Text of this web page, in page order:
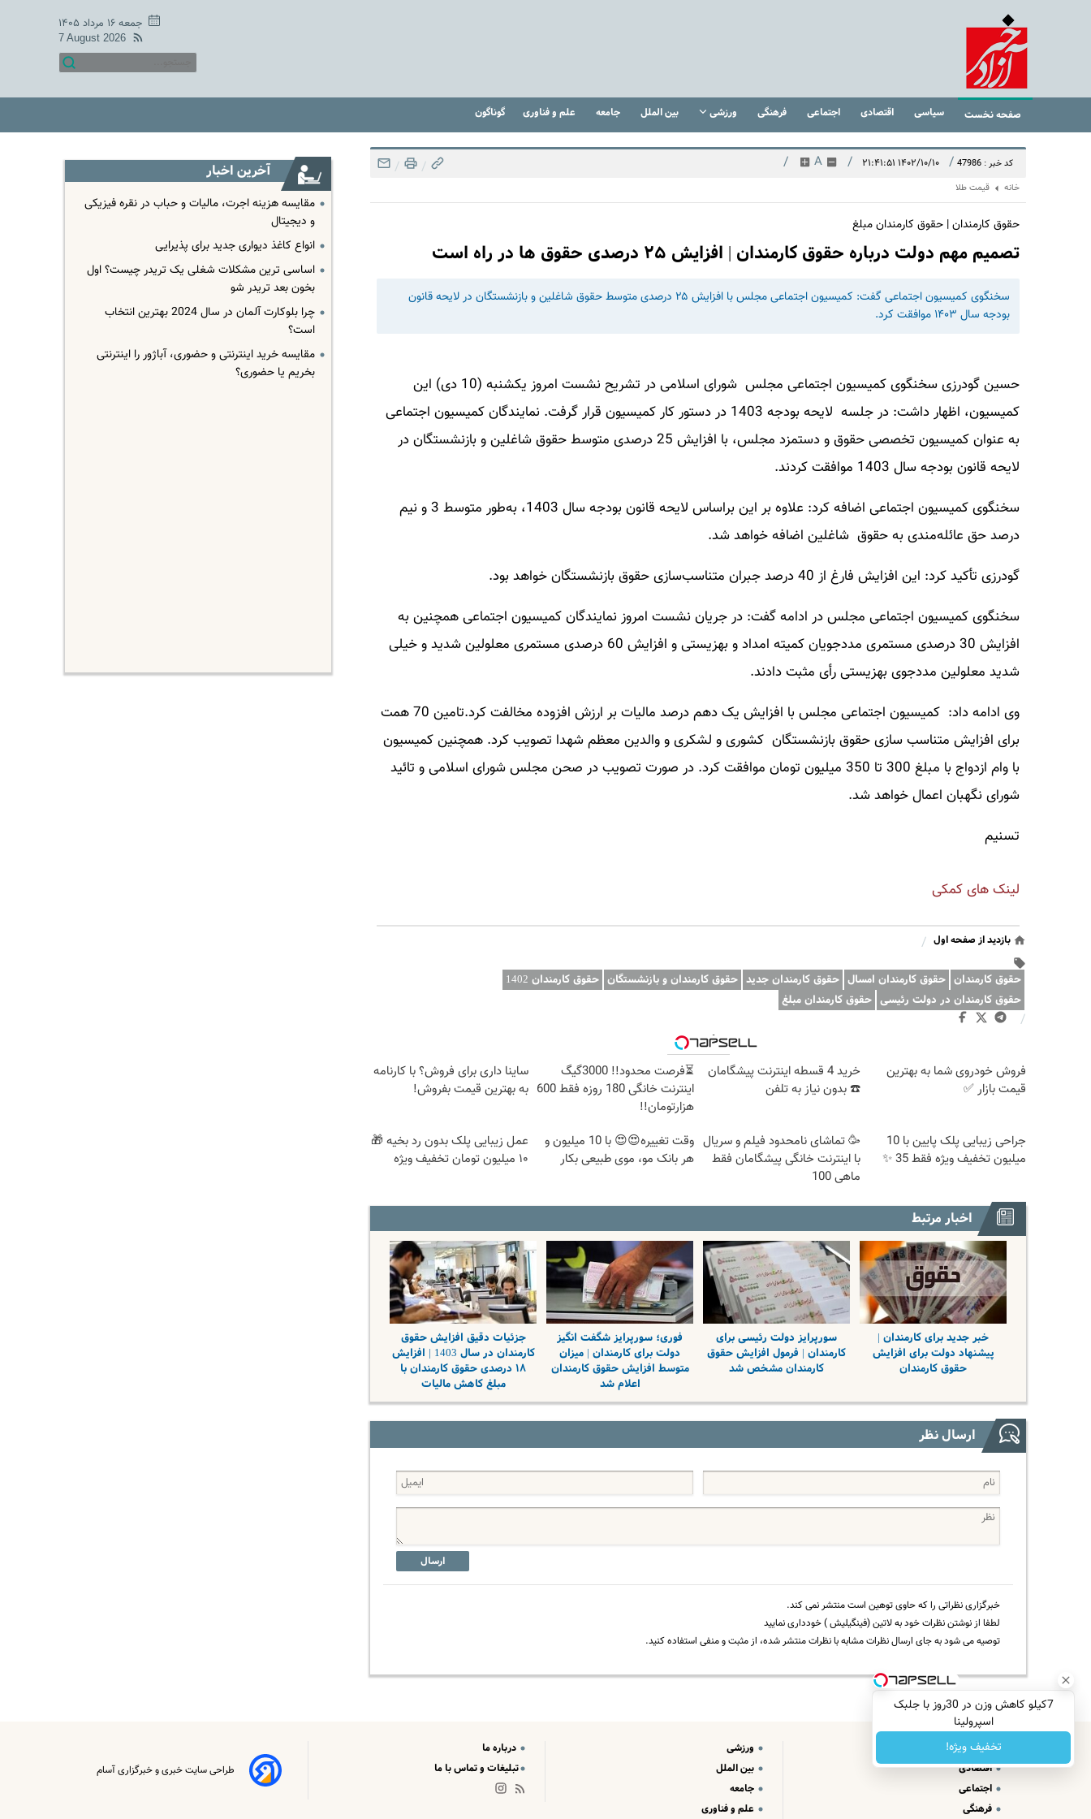
جمعه ۱۶ مرداد ۱۴۰۵
7 August 2026
صفحه نخست سیاسی اقتصادی اجتماعی فرهنگی ورزشی بین الملل جامعه علم و فناوری گوناگون
7کیلو کاهش وزن در 30روز با جلبک
اسپرولینا
تخفیف ویژه!
کد خبر : 47986 / ۱۴۰۲/۱۰/۱۰ ۲۱:۴۱:۵۱ /
A
/
/
/
خانه قیمت طلا
حقوق کارمندان | حقوق کارمندان مبلغ
تصمیم مهم دولت درباره حقوق کارمندان | افزایش ۲۵ درصدی حقوق ها در راه است
سخنگوی کمیسیون اجتماعی گفت: کمیسیون اجتماعی مجلس با افزایش ۲۵ درصدی متوسط حقوق شاغلین و بازنشستگان در لایحه قانون
بودجه سال ۱۴۰۳ موافقت کرد.
حسین گودرزی سخنگوی کمیسیون اجتماعی مجلس شورای اسلامی در تشریح نشست امروز یکشنبه (10 دی‌) این
کمیسیون، اظهار داشت: در جلسه لایحه بودجه 1403 در دستور کار کمیسیون قرار گرفت. نمایندگان کمیسیون اجتماعی
به عنوان کمیسیون تخصصی حقوق و دستمزد مجلس، با افزایش 25 درصدی متوسط حقوق شاغلین و بازنشستگان در
لایحه قانون بودجه سال 1403 موافقت کردند.
سخنگوی کمیسیون اجتماعی اضافه کرد: علاوه‌ بر‌ این براساس لایحه قانون بودجه سال 1403، به‌طور متوسط 3 و نیم
درصد حق عائله‌مندی به حقوق شاغلین اضافه خواهد شد.
گودرزی تأکید کرد: این افزایش فارغ از 40 درصد جبران متناسب‌سازی حقوق بازنشستگان خواهد بود.
سخنگوی کمیسیون اجتماعی مجلس در ادامه گفت: در جریان نشست امروز نمایندگان کمیسیون اجتماعی همچنین به
افزایش 30 درصدی مستمری مددجویان کمیته امداد و بهزیستی و افزایش 60 درصدی مستمری معلولین شدید و خیلی
شدید معلولین مددجوی بهزیستی رأی مثبت دادند.
وی ادامه داد: کمیسیون اجتماعی مجلس با افزایش یک دهم درصد مالیات بر ارزش افزوده مخالفت کرد.تامین 70 همت
برای افزایش متناسب سازی حقوق بازنشستگان کشوری و لشکری و والدین معظم شهدا تصویب کرد. همچنین کمیسیون
با وام ازدواج با مبلغ 300 تا 350 میلیون تومان موافقت کرد. در صورت تصویب در صحن مجلس شورای اسلامی و تائید
شورای نگهبان اعمال خواهد شد.
تسنیم
لینک های کمکی
بازدید از صفحه اول /
حقوق کارمندان حقوق کارمندان امسال حقوق کارمندان جدید حقوق کارمندان و بازنشستگان حقوق کارمندان 1402
حقوق کارمندان در دولت رئیسی حقوق کارمندان مبلغ
/
وبگردی
فروش خودروی شما به بهترین
قیمت بازار ✅
خرید 4 قسطه اینترنت پیشگامان
☎️ بدون نیاز به تلفن
⏳فرصت محدود!! 3000گیگ
اینترنت خانگی 180 روزه فقط 600
هزارتومان!!
ساینا داری برای فروش؟ با کارنامه
به بهترین قیمت بفروش!
جراحی زیبایی پلک پایین با 10
میلیون تخفیف ویژه فقط 35 ✨
🥳 تماشای نامحدود فیلم و سریال
با اینترنت خانگی پیشگامان فقط
ماهی 100
وقت تغییره😍😍 با 10 میلیون و
هر بانک مو، موی طبیعی بکار
عمل زیبایی پلک بدون رد بخیه 🎁
۱۰ میلیون تومان تخفیف ویژه
اخبار مرتبط
خبر جدید برای کارمندان |
پیشنهاد دولت برای افزایش
حقوق کارمندان
سورپرایز دولت رئیسی برای
کارمندان | فرمول افزایش حقوق
کارمندان مشخص شد
فوری؛ سورپرایز شگفت انگیز
دولت برای کارمندان | میزان
متوسط افزایش حقوق کارمندان
اعلام شد
جزئیات دقیق افزایش حقوق
کارمندان در سال 1403 | افزایش
۱۸ درصدی حقوق کارمندان با
مبلغ کاهش مالیات
ارسال نظر
ارسال
خبرگزاری نظراتی را که حاوی توهین است منتشر نمی کند.
لطفا از نوشتن نظرات خود به لاتین (فینگیلیش ) خودداری نمایید
توصیه می شود به جای ارسال نظرات مشابه با نظرات منتشر شده، از مثبت و منفی استفاده کنید.
آخرین اخبار
مقایسه هزینه اجرت، مالیات و حباب در نقره فیزیکی
و دیجیتال
انواع کاغذ دیواری جدید برای پذیرایی
اساسی ترین مشکلات شغلی یک تریدر چیست؟ اول
بخون بعد تریدر شو
چرا بلوکارت آلمان در سال 2024 بهترین انتخاب
است؟
مقایسه خرید اینترنتی و حضوری، آباژور را اینترنتی
بخریم یا حضوری؟
سیاسی
اقتصادی
اجتماعی
فرهنگی
ورزشی
بین الملل
جامعه
علم و فناوری
درباره ما
تبلیغات و تماس با ما
طراحی سایت خبری و خبرگزاری آسام